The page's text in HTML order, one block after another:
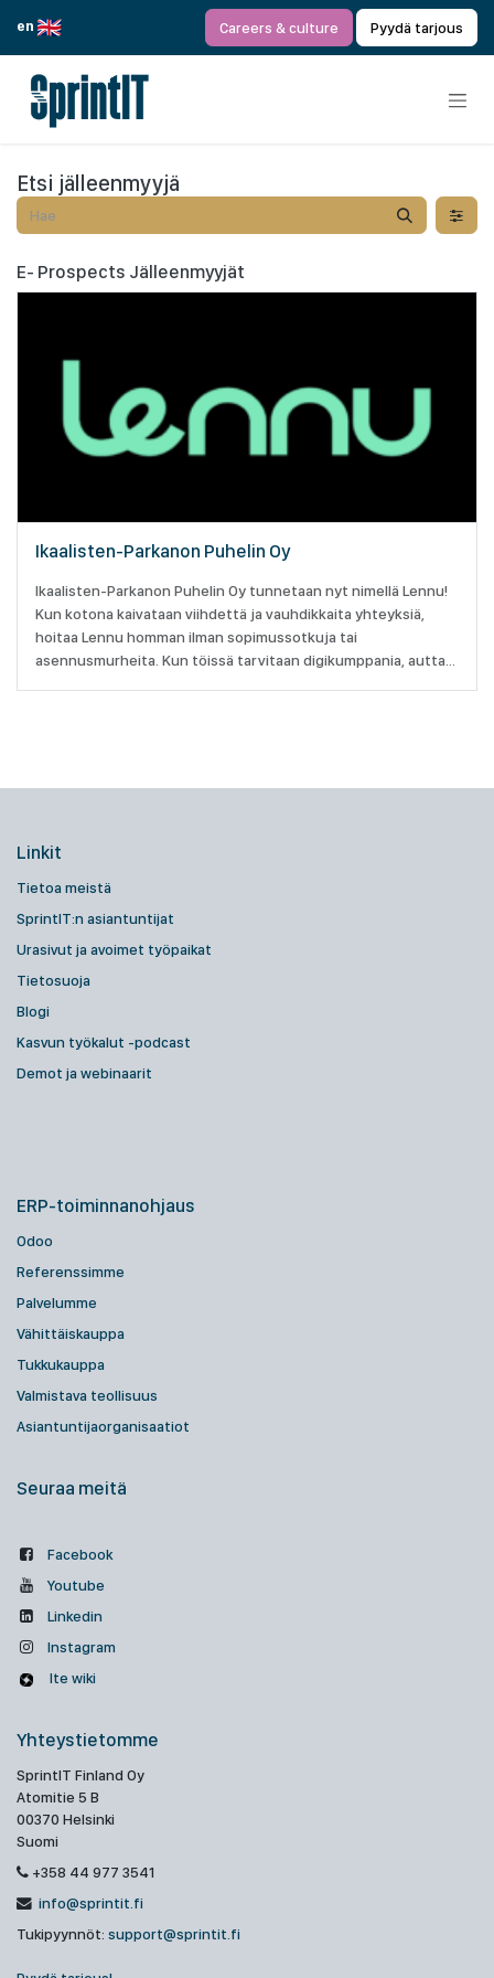
en
Careers & culture Pyydä tarjous
Etsi jälleenmyyjä
E- Prospects Jälleenmyyjät
Ikaalisten-Parkanon Puhelin Oy
Ikaalisten-Parkanon Puhelin Oy tunnetaan nyt nimellä Lennu!
Kun kotona kaivataan viihdettä ja vauhdikkaita yhteyksiä,
hoitaa Lennu homman ilman sopimussotkuja tai
asennusmurheita. Kun töissä tarvitaan digikumppania, auttaa
Linkit
Tietoa meistä
SprintIT:n asiantuntijat
Urasivut ja avoimet työpaikat
Tietosuoja
Blogi
Kasvun työkalut -podcast
Demot ja webinaarit
ERP-toiminnanohjaus
Odoo
Referenssimme
Palvelumme
Vähittäiskauppa
Tukkukauppa
Valmistava teollisuus
Asiantuntijaorganisaatiot
Seuraa meitä
Facebook
Youtube
Linkedin
Instagram
Ite wiki
Yhteystietomme
SprintIT Finland Oy
Atomitie 5 B
00370 Helsinki
Suomi
+358 44 977 3541
info@sprintit.fi
Tukipyynnöt: support@sprintit.fi